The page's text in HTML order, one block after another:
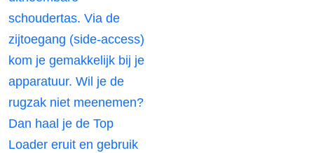
schoudertas. Via de
zijtoegang (side-access)
kom je gemakkelijk bij je
apparatuur. Wil je de
rugzak niet meenemen?
Dan haal je de Top
Loader eruit en gebruik